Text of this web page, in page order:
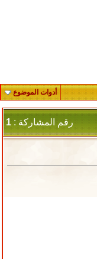
أدوات الموضوع
رقم المشاركة : 1